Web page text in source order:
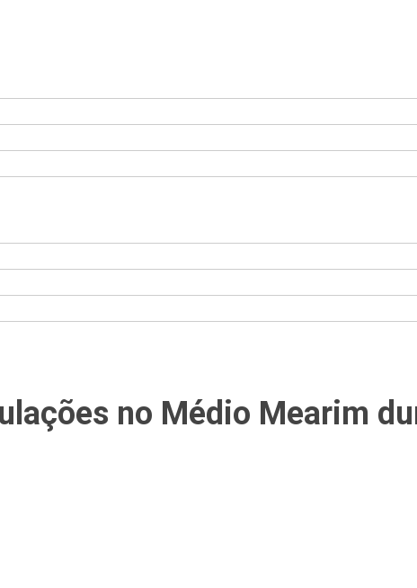
no Médio Mearim